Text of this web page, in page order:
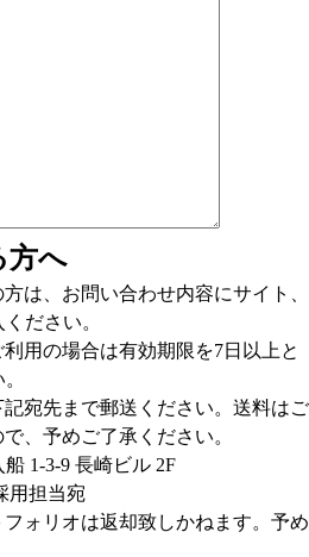
方へ
は、お問い合わせ内容にサイト、
ださい。
用の場合は有効期限を7日以上と
宛先まで郵送ください。送料はご
、予めご了承ください。
1-3-9 長崎ビル 2F
用担当宛
ォリオは返却致しかねます。予め